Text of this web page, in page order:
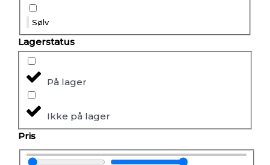
Sølv
Lagerstatus
På lager
Ikke på lager
Pris